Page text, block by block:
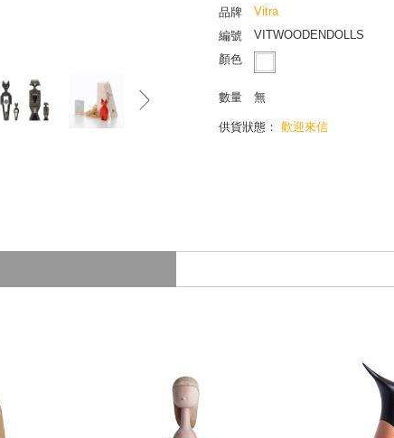
偶，或許就是亞歷山大先生環遊
如果你也喜歡旅遊，喜歡設計，
參考 Alexander Girard 留給這世
品牌
Vitra
編號
VITWOODENDOLLS
顏色
數量 無
供貨狀態： 歡迎來信